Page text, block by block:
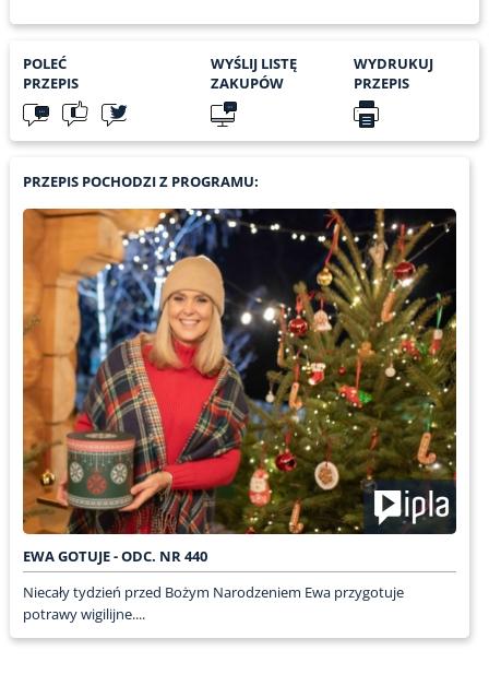
POLEĆ
PRZEPIS
WYŚLIJ LISTĘ
ZAKUPÓW
WYDRUKUJ
PRZEPIS
PRZEPIS POCHODZI Z PROGRAMU:
EWA GOTUJE - ODC. NR 440
Niecały tydzień przed Bożym Narodzeniem Ewa przygotuje
potrawy wigilijne....